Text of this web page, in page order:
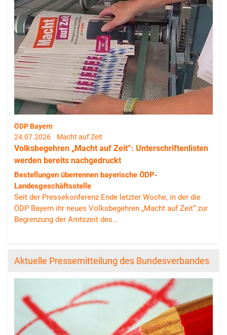
ÖDP Bayern
24.07.2026
Macht auf Zeit
Volksbegehren „Macht auf Zeit“: Unterschriftenlisten
werden bereits nachgedruckt
Bestellungen überrennen bayerische ÖDP-
Landesgeschäftsstelle
Seit der Pressekonferenz Ende letzter Woche, in der die
ÖDP Bayern ihr neues Volksbegehren „Macht auf Zeit“ zur
Begrenzung der Amtszeit des…
Aktuelle Pressemitteilung des Bundesverbandes